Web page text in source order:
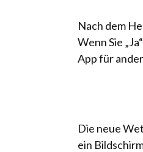
Nach dem
Wenn Sie
App für
Die neue
ein